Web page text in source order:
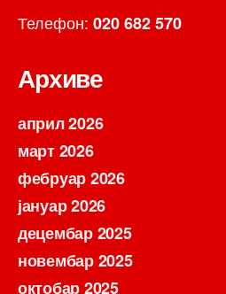
Телефон: 020 682 570
Архиве
април 2026
март 2026
фебруар 2026
јануар 2026
децембар 2025
новембар 2025
октобар 2025